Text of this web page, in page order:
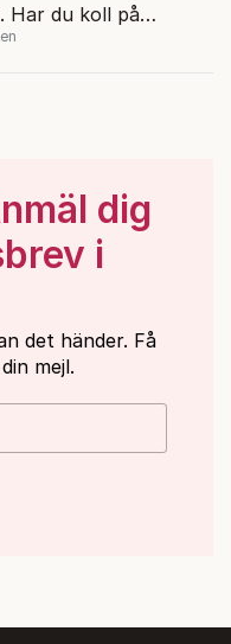
Har du koll på
snackisar?
dig
i
det händer. Få
mejl.